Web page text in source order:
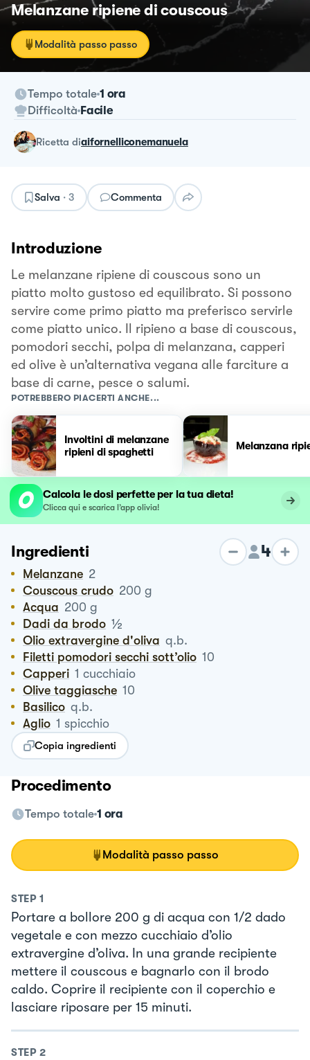
Melanzane ripiene di couscous
Modalità passo passo
Tempo totale 1 ora
Difficoltà Facile
ricetta diaifornelliconemanuela
Salva · 3 Commenta
Introduzione
Le melanzane ripiene di couscous sono un
piatto molto gustoso ed equilibrato. Si possono
servire come primo piatto ma preferisco servirle
come piatto unico. Il ripieno a base di couscous,
pomodori secchi, polpa di melanzana, capperi
ed olive è un’alternativa vegana alle farciture a
base di carne, pesce o salumi.
POTREBBERO PIACERTI ANCHE...
Involtini di melanzane
ripieni di spaghetti
Melanzana
Calcola le dosi perfette per la tua dieta!
Clicca qui e scarica l’app olivia!
Ingredienti 4
Melanzane 2
Couscous crudo 200 g
Acqua 200 g
Dadi da brodo ½
Olio extravergine d'oliva q.b.
Filetti pomodori secchi sott’olio 10
Capperi 1 cucchiaio
Olive taggiasche 10
Basilico q.b.
Aglio 1 spicchio
Copia ingredienti
Procedimento
Tempo totale 1 ora
Modalità passo passo
STEP 1
Portare a bollore 200 g di acqua con 1/2 dado
vegetale e con mezzo cucchiaio d’olio
extravergine d’oliva. In una grande recipiente
mettere il couscous e bagnarlo con il brodo
caldo. Coprire il recipiente con il coperchio e
lasciare riposare per 15 minuti.
STEP 2